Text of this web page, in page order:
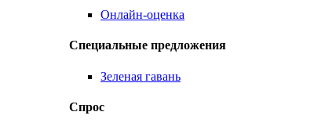
Онлайн-оценка
Специальные предложения
Зеленая гавань
Спрос